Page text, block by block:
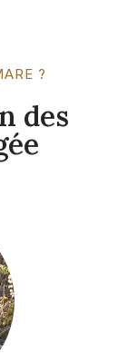
?
des